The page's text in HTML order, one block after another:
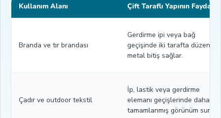
Kullanım Alanı Çift Taraflı Yapının Faydası
Branda ve tır brandası
Gerdirme ipi veya bağ
geçişinde iki tarafta düzenli
metal bitiş sağlar.
Çadır ve outdoor tekstil
İp, lastik veya gerdirme
elemanı geçişlerinde daha
tamamlanmış görünüm sunar.